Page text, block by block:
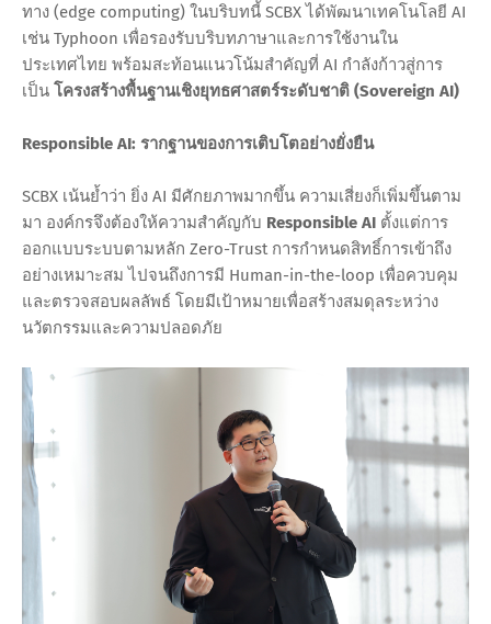
ทาง (edge computing) ในบริบทนี้ SCBX ได้พัฒนาเทคโนโลยี AI
เช่น Typhoon เพื่อรองรับบริบทภาษาและการใช้งานใน
ประเทศไทย พร้อมสะท้อนแนวโน้มสำคัญที่ AI กำลังก้าวสู่การ
เป็น โครงสร้างพื้นฐานเชิงยุทธศาสตร์ระดับชาติ (Sovereign AI)
Responsible AI: รากฐานของการเติบโตอย่างยั่งยืน
SCBX เน้นย้ำว่า ยิ่ง AI มีศักยภาพมากขึ้น ความเสี่ยงก็เพิ่มขึ้นตาม
มา องค์กรจึงต้องให้ความสำคัญกับ Responsible AI ตั้งแต่การ
ออกแบบระบบตามหลัก Zero-Trust การกำหนดสิทธิ์การเข้าถึง
อย่างเหมาะสม ไปจนถึงการมี Human-in-the-loop เพื่อควบคุม
และตรวจสอบผลลัพธ์ โดยมีเป้าหมายเพื่อสร้างสมดุลระหว่าง
นวัตกรรมและความปลอดภัย